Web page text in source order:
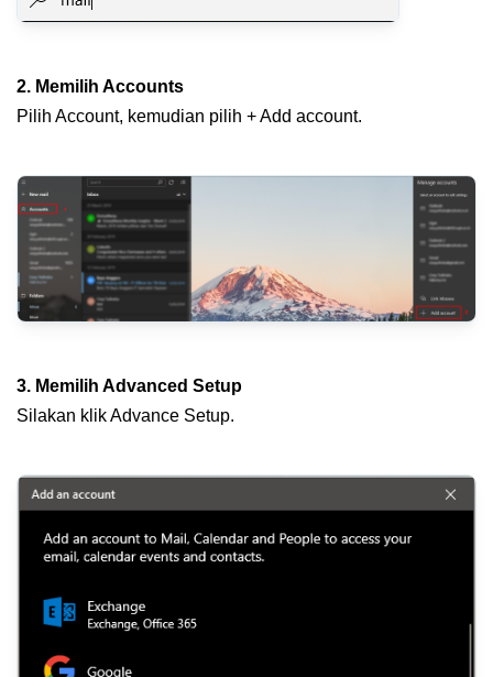
2. Memilih Accounts
Pilih Account, kemudian pilih + Add account.
3. Memilih Advanced Setup
Silakan klik Advance Setup.